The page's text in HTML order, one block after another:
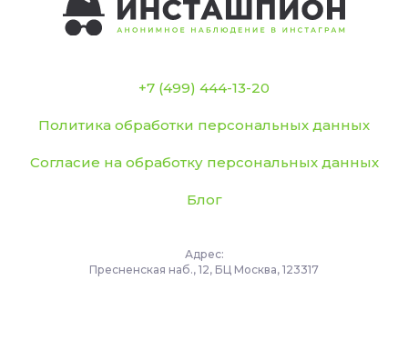
+7 (499) 444-13-20
Политика обработки персональных данных
Согласие на обработку персональных данных
Блог
Адрес:
Пресненская наб., 12, БЦ Москва, 123317